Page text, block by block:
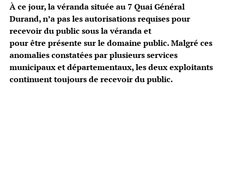
À ce jour, la véranda située au 7 Quai Général
Durand, n’a pas les autorisations requises pour
recevoir du public sous la véranda et
pour être présente sur le domaine public. Malgré ces
anomalies constatées par plusieurs services
municipaux et départementaux, les deux exploitants
continuent toujours de recevoir du public.